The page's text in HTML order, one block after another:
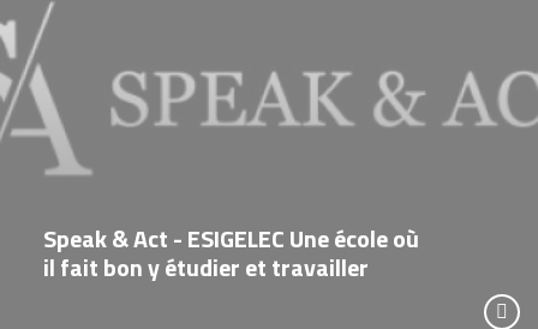
Speak & Act - ESIGELEC Une école où
il fait bon y étudier et travailler